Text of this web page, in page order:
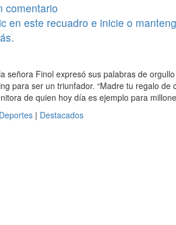
comentario
en este recuadro e inicie o
señora Finol expresó sus palabras de
para ser un triunfador. “Madre tu regalo
de quien hoy día es ejemplo para
Deportes | Destacados